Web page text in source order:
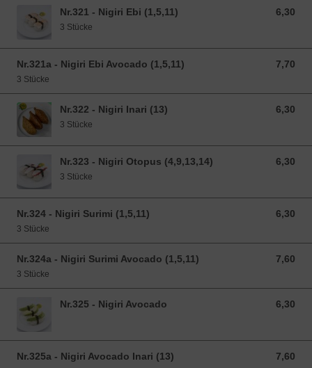
Nr.321 - Nigiri Ebi (1,5,11) 6,30
6,30 EUR
3 Stücke
Nr.321a - Nigiri Ebi Avocado (1,5,11) 7,70
7,70 EUR
3 Stücke
Nr.322 - Nigiri Inari (13) 6,30
6,30 EUR
3 Stücke
Nr.323 - Nigiri Otopus (4,9,13,14) 6,30
6,30 EUR
3 Stücke
Nr.324 - Nigiri Surimi (1,5,11) 6,30
6,30 EUR
3 Stücke
Nr.324a - Nigiri Surimi Avocado (1,5,11) 7,60
7,60 EUR
3 Stücke
Nr.325 - Nigiri Avocado 6,30
6,30 EUR
Nr.325a - Nigiri Avocado Inari (13) 7,60
7,60 EUR